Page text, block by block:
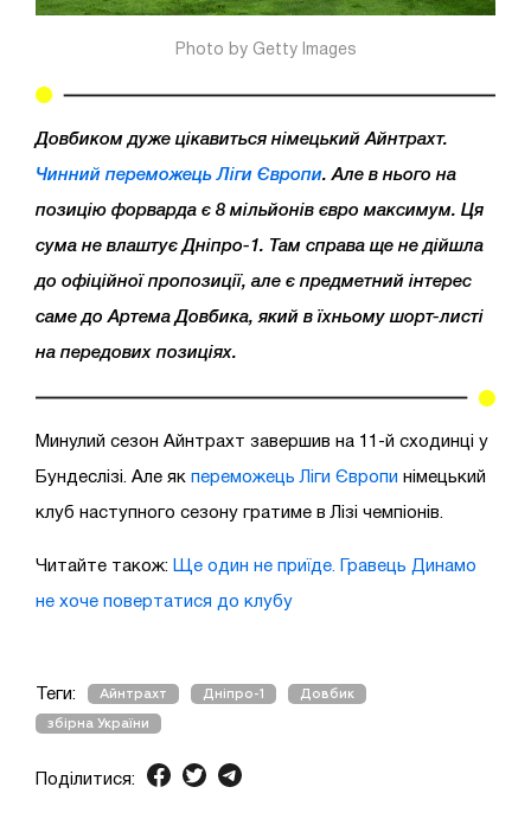
Photo by Getty Images
Довбиком дуже цікавиться німецький Айнтрахт.
Чинний переможець Ліги Європи. Але в нього на
позицію форварда є 8 мільйонів євро максимум. Ця
сума не влаштує Дніпро-1. Там справа ще не дійшла
до офіційної пропозиції, але є предметний інтерес
саме до Артема Довбика, який в їхньому шорт-листі
на передових позиціях.
Минулий сезон Айнтрахт завершив на 11-й сходинці у
Бундеслізі. Але як переможець Ліги Європи німецький
клуб наступного сезону гратиме в Лізі чемпіонів.
Читайте також: Ще один не приїде. Гравець Динамо
не хоче повертатися до клубу
Теги: Айнтрахт Дніпро-1 Довбик
збірна України
Поділитися: